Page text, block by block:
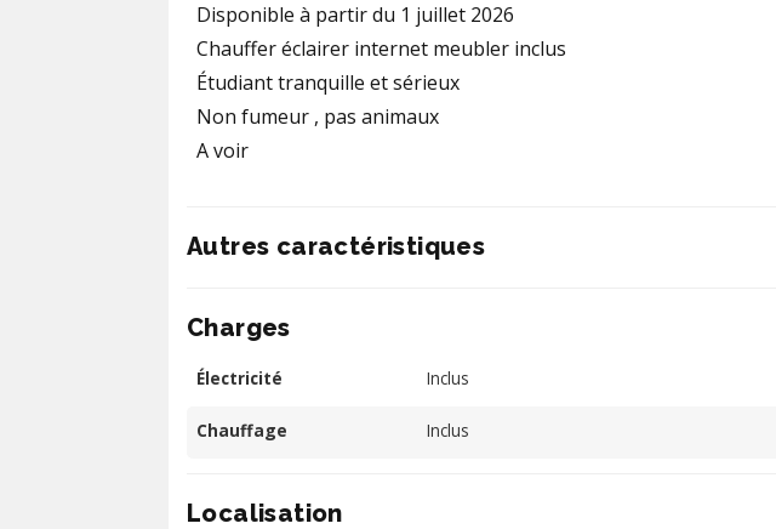
Disponible à partir du 1 juillet 2026
Chauffer éclairer internet meubler inclus
Étudiant tranquille et sérieux
Non fumeur , pas animaux
A voir
Autres caractéristiques
Charges
Électricité Inclus
Chauffage Inclus
Localisation